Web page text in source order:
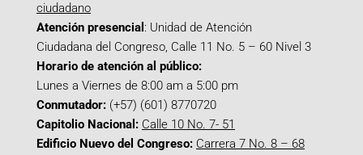
ciudadano
Atención presencial : Unidad de Atención
Ciudadana del Congreso, Calle 11 No. 5 – 60 Nivel 3
Horario de atención al público:
Lunes a Viernes de 8:00 am a 5:00 pm
Conmutador: (+57) (601) 8770720
Capitolio Nacional: Calle 10 No. 7- 51
Edificio Nuevo del Congreso: Carrera 7 No. 8 – 68